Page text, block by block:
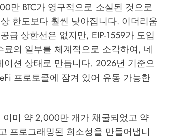
만 BTC가 영구적으로 소실된 것으로
한도보다 훨씬 낮아집니다. 이더리움
급 상한선은 없지만, EIP-1559가 도입
의 일부를 체계적으로 소각하여, 네
션 상태로 만듭니다. 2026년 기준으
프로토콜에 잠겨 있어 유동 가능한
미 약 2,000만 개가 채굴되었고 약
프로그래밍된 희소성을 만들어냅니